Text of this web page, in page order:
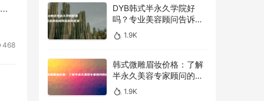
468
DYB韩式半永久学院好
吗？专业美容顾问告诉你
答案！
1.9K
韩式微雕眉妆价格：了解
半永久美容专家顾问的建
议 1.9K